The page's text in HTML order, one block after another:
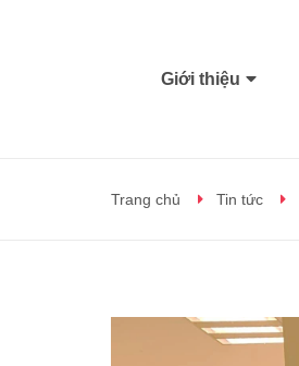
Giới thiệu
Trang chủ Tin tức